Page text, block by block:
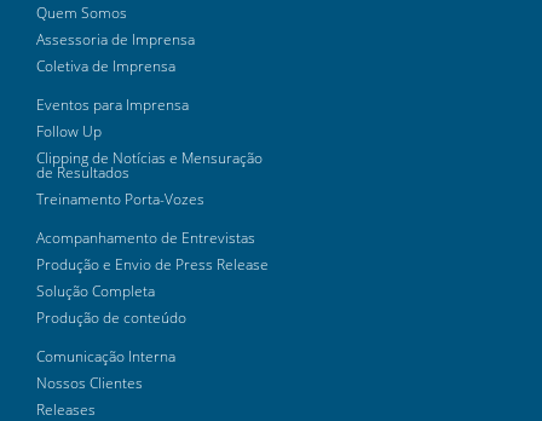
Quem Somos
Assessoria de Imprensa
Coletiva de Imprensa
Eventos para Imprensa
Follow Up
Clipping de Notícias e Mensuração
de Resultados
Treinamento Porta-Vozes
Acompanhamento de Entrevistas
Produção e Envio de Press Release
Solução Completa
Produção de conteúdo
Comunicação Interna
Nossos Clientes
Releases